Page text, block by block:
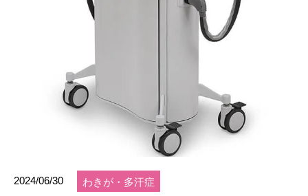
2024/06/30 わきが・多汗症